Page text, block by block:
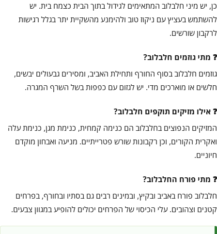
כן, יש מיני חלבלוב המתאימים לגידול בתוך הבית כצמח בית. יש
להשתמש בעציץ עם ניקוז טוב ולהימנע מהשקיית יתר בגלל רגישות
לרקבון שורשים.
מתי גוזמים חלבלוב?
גוזמים חלבלוב בסוף החורף ותחילת האביב, ומסירים גבעולים יבשים,
חלשים או מוארכים מדי. יש לגזום עם כפפות בשל השרף המגרה.
אילו מזיקים תוקפים חלבלוב?
המזיקים הנפוצים בחלבלוב הם כנימה קמחית, כנימת מגן, כנימת עלה
ואקרית הקורים, וכן רקבונות שורש פטרייתיים. מניעה ואבחון מוקדם
חיוניים.
מתי פורח החלבלוב?
חלבלוב פורח באביב ובקיץ, ובמינים רבים גם בסתיו ובחורף, בפרחים
קטנים וצהובים. עלי הכיסוי של הפרחים יכולים להופיע במגוון צבעים.